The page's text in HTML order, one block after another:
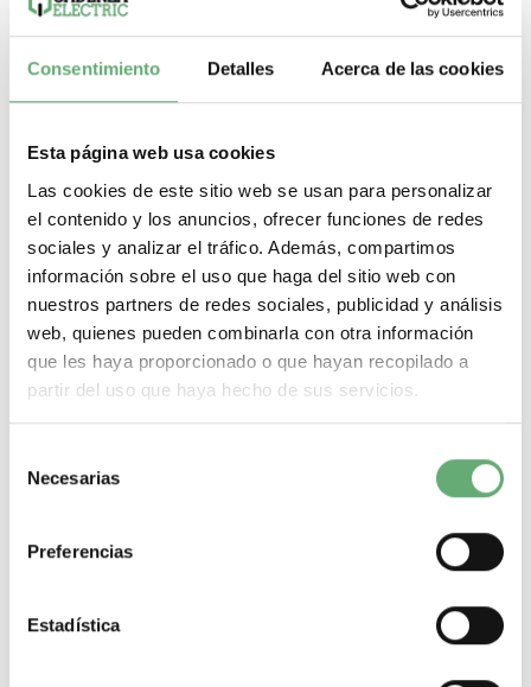
Consentimiento Detalles Acerca de las cookies
Esta página web usa cookies
Las cookies de este sitio web se usan para personalizar
el contenido y los anuncios, ofrecer funciones de redes
sociales y analizar el tráfico. Además, compartimos
información sobre el uso que haga del sitio web con
nuestros partners de redes sociales, publicidad y análisis
web, quienes pueden combinarla con otra información
que les haya proporcionado o que hayan recopilado a
partir del uso que haya hecho de sus servicios.
Necesarias
Preferencias
Estadística
130,65€97,27€
DE1DS2 | TeSys Cofret de Schneider Electric ref. DE1DS2
GamaTeSys Tipo de producto o componente